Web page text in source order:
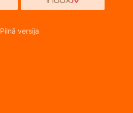
Pilnā versija